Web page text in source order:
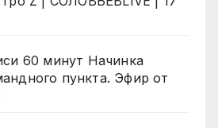
60 минут Начинка
пункта. Эфир от